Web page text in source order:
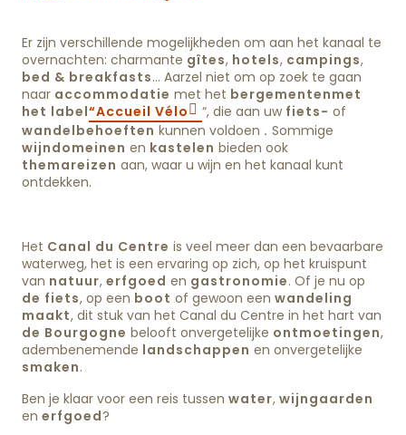
Er zijn verschillende mogelijkheden om aan het kanaal te
overnachten: charmante gîtes, hotels, campings,
bed & breakfasts… Aarzel niet om op zoek te gaan
naar accommodatie met het bergementenmet
het label“Accueil Vélo “, die aan uw fiets- of
wandelbehoeften kunnen voldoen . Sommige
wijndomeinen en kastelen bieden ook
themareizen aan, waar u wijn en het kanaal kunt
ontdekken.
Het Canal du Centre is veel meer dan een bevaarbare
waterweg, het is een ervaring op zich, op het kruispunt
van natuur, erfgoed en gastronomie. Of je nu op
de fiets, op een boot of gewoon een wandeling
maakt, dit stuk van het Canal du Centre in het hart van
de Bourgogne belooft onvergetelijke ontmoetingen,
adembenemende landschappen en onvergetelijke
smaken.
Ben je klaar voor een reis tussen water, wijngaarden
en erfgoed?